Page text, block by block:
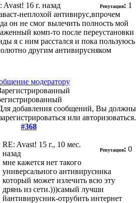
Avast! 16 г. назад Репутация: 1
неплохой антивирус,впрочем
он не смог вылечить полность мой
комп-то после переустановки
я с ним расстался и пока пользуюсь
другим антивирусняком
модератору
добавления сообщений, Вы должны
или авторизоваться.
#368
RE: Avast! 15 г., 10 мес.
назад
Репутация: 0
мне кажется нет такого
универсального антивирусника
который может излечить всю эту
дрянь из сети.)))самый лучши
йантивирусник-отрубить интернет